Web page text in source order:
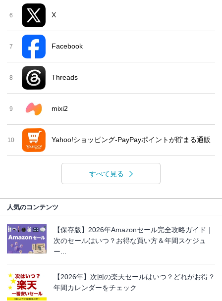
6 X
7 Facebook
8 Threads
9 mixi2
10 Yahoo!ショッピング-PayPayポイントが貯まる通販
すべて見る
人気のコンテンツ
【保存版】2026年Amazonセール完全攻略ガイド｜
次のセールはいつ？お得な買い方＆年間スケジュ
ー...
【2026年】次回の楽天セールはいつ？どれがお得？
年間カレンダーをチェック